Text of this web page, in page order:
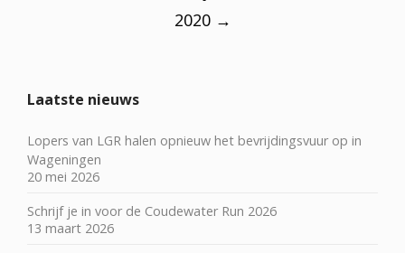
2020 →
Laatste nieuws
Lopers van LGR halen opnieuw het bevrijdingsvuur op in
Wageningen
20 mei 2026
Schrijf je in voor de Coudewater Run 2026
13 maart 2026